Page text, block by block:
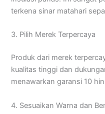
terkena sinar matahari
3. Pilih Merek Terpercaya
Produk dari merek
kualitas tinggi dan
menawarkan garansi 10
4. Sesuaikan Warna dan